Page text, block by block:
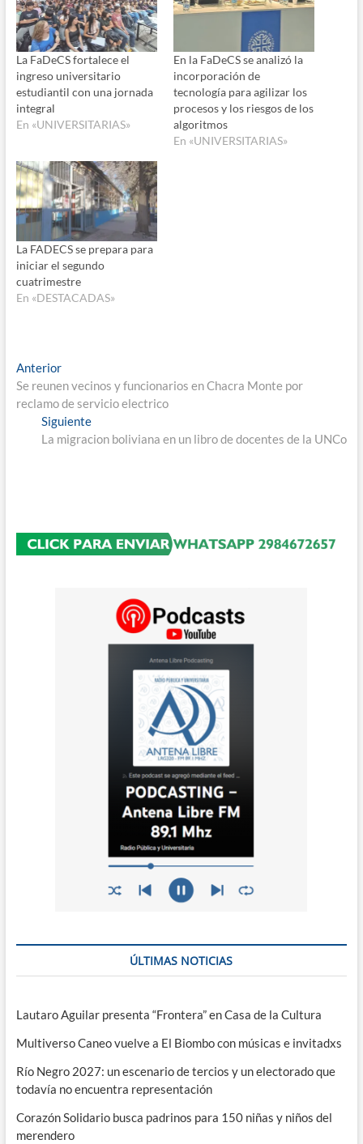
La FaDeCS fortalece el
ingreso universitario
estudiantil con una jornada
integral
En «UNIVERSITARIAS»
En la FaDeCS se analizó la
incorporación de
tecnología para agilizar los
procesos y los riesgos de los
algoritmos
En «UNIVERSITARIAS»
La FADECS se prepara para
iniciar el segundo
cuatrimestre
En «DESTACADAS»
Navegación
de
entradas
AnteriorEntrada
anterior:
Se reunen vecinos y funcionarios en Chacra Monte por
reclamo de servicio electrico
SiguienteEntrada
siguiente:
La migracion boliviana en un libro de docentes de la UNCo
ÚLTIMAS NOTICIAS
Lautaro Aguilar presenta “Frontera” en Casa de la Cultura
Multiverso Caneo vuelve a El Biombo con músicas e invitadxs
Río Negro 2027: un escenario de tercios y un electorado que
todavía no encuentra representación
Corazón Solidario busca padrinos para 150 niñas y niños del
merendero